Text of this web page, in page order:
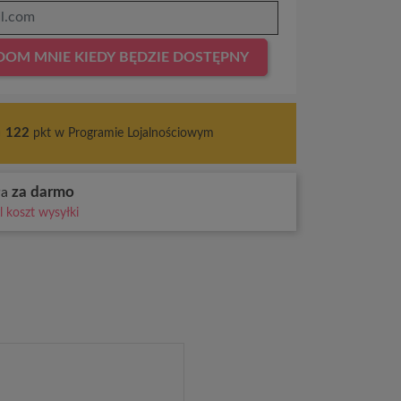
MNIE KIEDY BĘDZIE DOSTĘPNY
122 pkt w Programie Lojalnościowym
za darmo
koszt wysyłki